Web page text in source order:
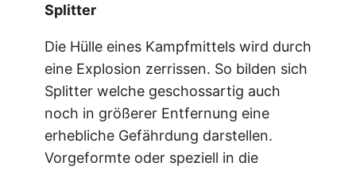
Splitter
Die Hülle eines Kampfmittels wird durch
eine Explosion zerrissen. So bilden sich
Splitter welche geschossartig auch
noch in größerer Entfernung eine
erhebliche Gefährdung darstellen.
Vorgeformte oder speziell in die